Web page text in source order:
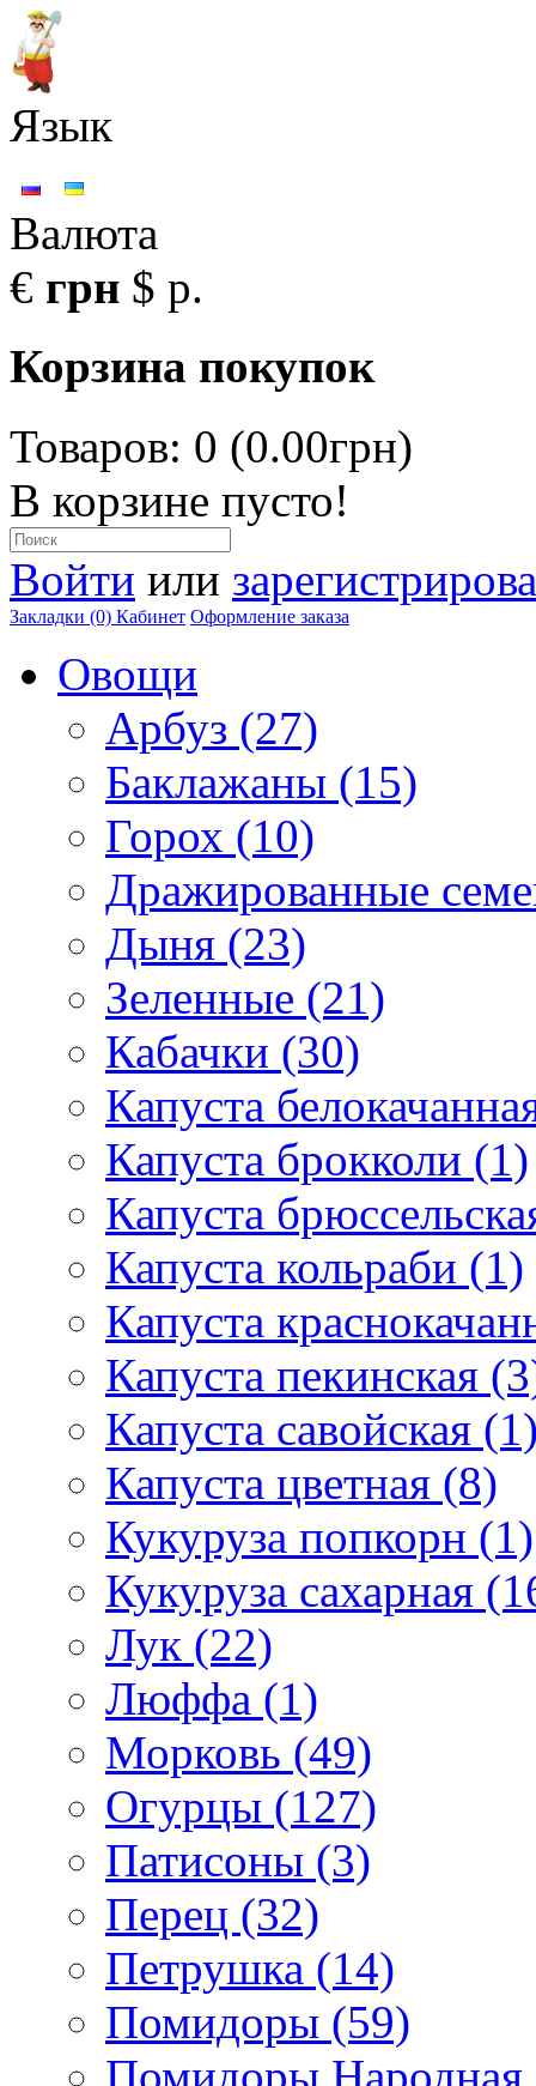
Язык
Валюта
€ грн $ р.
Корзина покупок
Товаров: 0 (0.00грн)
В корзине пусто!
Войти или
Закладки (0) Кабинет Оформление заказа
Овощи
Арбуз (27)
Баклажаны (15)
Горох (10)
Дражированные
Дыня (23)
Зеленные (21)
Кабачки (30)
Капуста
Капуста брокколи (1)
Капуста
Капуста кольраби (1)
Капуста
Капуста пекинская
Капуста савойская
Капуста цветная (8)
Кукуруза попкорн (1)
Кукуруза сахарная
Лук (22)
Люффа (1)
Морковь (49)
Огурцы (127)
Патисоны (3)
Перец (32)
Петрушка (14)
Помидоры (59)
Помидоры Народная